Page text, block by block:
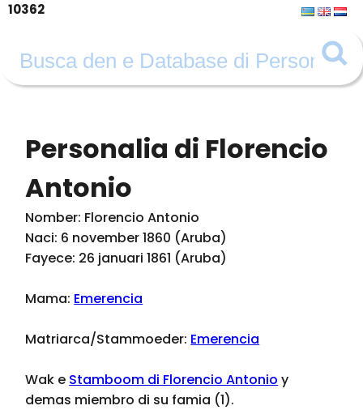
10362
Personalia di Florencio
Antonio
Nomber: Florencio Antonio
Naci: 6 november 1860 (Aruba)
Fayece: 26 januari 1861 (Aruba)
Mama: Emerencia
Matriarca/Stammoeder: Emerencia
Wak e Stamboom di Florencio Antonio y
demas miembro di su famia (1).